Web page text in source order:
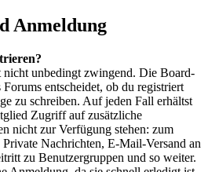
Anmeldung
nicht unbedingt zwingend. Die Board-
entscheidet, ob du registriert
zu schreiben. Auf jeden Fall erhältst
Zugriff auf zusätzliche
nicht zur Verfügung stehen: zum
Nachrichten, E-Mail-Versand an
zu Benutzergruppen und so weiter.